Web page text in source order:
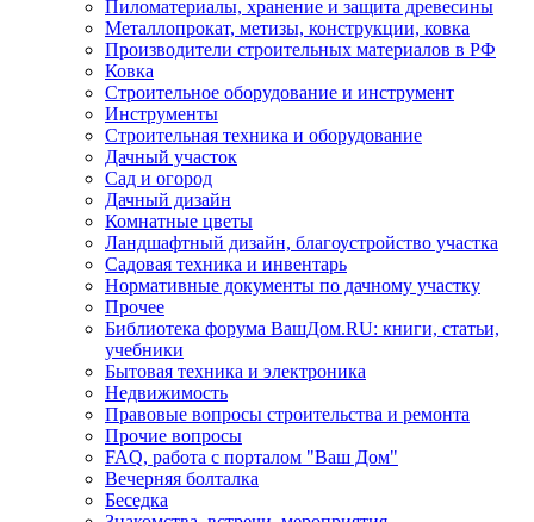
Пиломатериалы, хранение и защита древесины
Металлопрокат, метизы, конструкции, ковка
Производители строительных материалов в РФ
Ковка
Строительное оборудование и инструмент
Инструменты
Строительная техника и оборудование
Дачный участок
Сад и огород
Дачный дизайн
Комнатные цветы
Ландшафтный дизайн, благоустройство участка
Садовая техника и инвентарь
Нормативные документы по дачному участку
Прочее
Библиотека форума ВашДом.RU: книги, статьи,
учебники
Бытовая техника и электроника
Недвижимость
Правовые вопросы строительства и ремонта
Прочие вопросы
FAQ, работа с порталом "Ваш Дом"
Вечерняя болталка
Беседка